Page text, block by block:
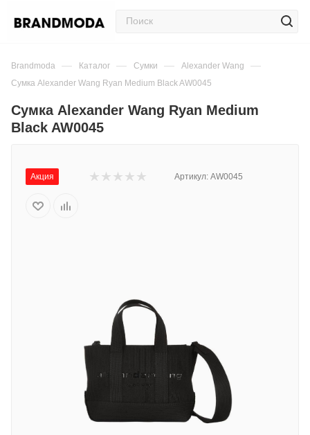
Brandmoda — Каталог — Сумки — Alexander Wang —
Сумка Alexander Wang Ryan Medium Black AW0045
Сумка Alexander Wang Ryan Medium
Black AW0045
Акция Артикул: AW0045